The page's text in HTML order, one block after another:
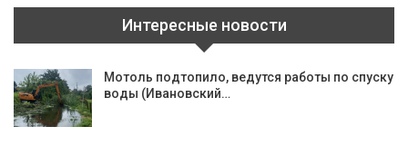
Интересные новости
Мотоль подтопило, ведутся работы по спуску
воды (Ивановский…